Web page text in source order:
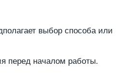
выбор способа или
перед началом работы.